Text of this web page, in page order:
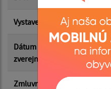
Vystavená 23.06.2026
Dátum
zverejnenia
23.06.2026
Zmluvná
: